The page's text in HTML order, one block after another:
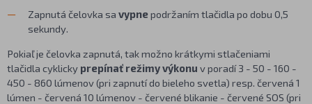
Zapnutá čelovka sa vypnepodržaním tlačidla po dobu 0,5
sekundy.
Pokiaľ je čelovka zapnutá, tak možno krátkymi stlačeniami
tlačidla cyklicky prepínať režimy výkonu v poradí 3 - 50 - 160 -
450 - 860 lúmenov (pri zapnutí do bieleho svetla) resp. červená 1
lúmen - červená 10 lúmenov - červené blikanie - červené SOS (pri